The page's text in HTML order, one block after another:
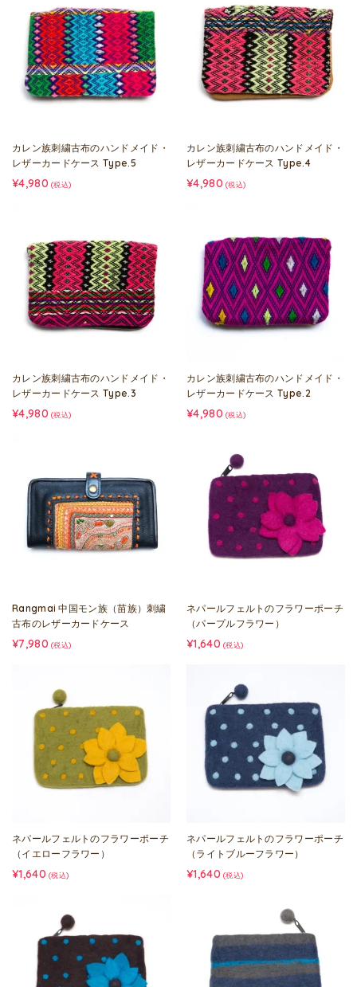
カレン族刺繍古布のハンドメイド・
レザーカードケース Type.5
¥4,980 (税込)
カレン族刺繍古布のハンドメイド・
レザーカードケース Type.4
¥4,980 (税込)
カレン族刺繍古布のハンドメイド・
レザーカードケース Type.3
¥4,980 (税込)
カレン族刺繍古布のハンドメイド・
レザーカードケース Type.2
¥4,980 (税込)
Rangmai 中国モン族（苗族）刺繍
古布のレザーカードケース
¥7,980 (税込)
ネパールフェルトのフラワーポーチ
（パープルフラワー）
¥1,640 (税込)
ネパールフェルトのフラワーポーチ
（イエローフラワー）
¥1,640 (税込)
ネパールフェルトのフラワーポーチ
（ライトブルーフラワー）
¥1,640 (税込)